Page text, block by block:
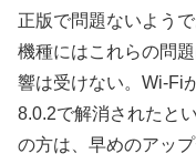
正版で問題ないよう
機種にはこれらの問
響は受けない。Wi-Fi
8.0.2で解消されたと
の方は、早めのアッ